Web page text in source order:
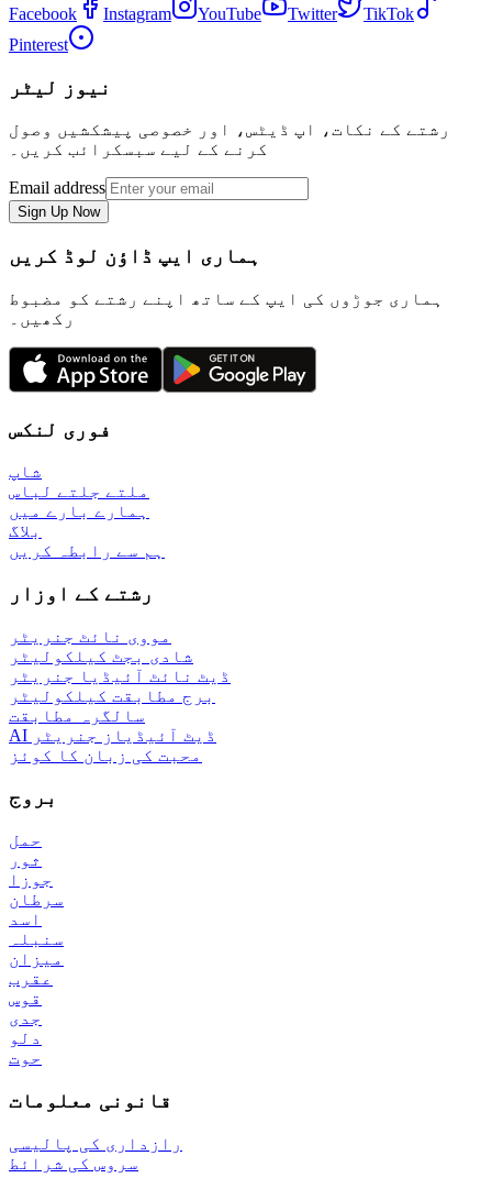
Facebook Instagram YouTube Twitter
TikTok
Pinterest
نیوز لیٹر
رشتے کے نکات، اپ ڈیٹس، اور خصوصی پیشکشیں وصول
کرنے کے لیے سبسکرائب کریں۔
Email address
Sign Up Now
ہماری ایپ ڈاؤن لوڈ کریں
ہماری جوڑوں کی ایپ کے ساتھ اپنے رشتے کو مضبوط
رکھیں۔
فوری لنکس
شاپ
ملتے جلتے لباس
ہمارے بارے میں
بلاگ
ہم سے رابطہ کریں
رشتے کے اوزار
مووی نائٹ جنریٹر
شادی بجٹ کیلکولیٹر
ڈیٹ نائٹ آئیڈیا جنریٹر
برج مطابقت کیلکولیٹر
سالگرہ مطابقت
AI ڈیٹ آئیڈیاز جنریٹر
محبت کی زبان کا کوئز
بروج
حمل
ثور
جوزا
سرطان
اسد
سنبلہ
میزان
عقرب
قوس
جدی
دلو
حوت
قانونی معلومات
رازداری کی پالیسی
سروس کی شرائط